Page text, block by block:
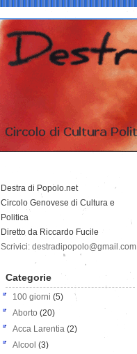
Destra di Popolo.net
Circolo Genovese di Cultura e
Politica
Diretto da Riccardo Fucile
Scrivici: destradipopolo@gmail.com
Categorie
100 giorni (5)
Aborto (20)
Acca Larentia (2)
Alcool (3)